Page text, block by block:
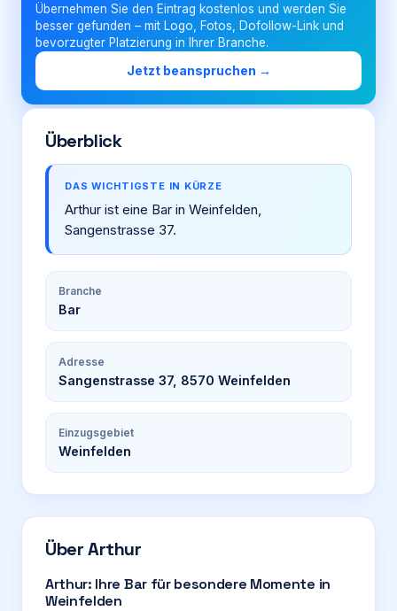
Firma eintragen
Übernehmen Sie den Eintrag kostenlos und werden Sie
besser gefunden – mit Logo, Fotos, Dofollow-Link und
bevorzugter Platzierung in Ihrer Branche.
Jetzt beanspruchen →
Überblick
DAS WICHTIGSTE IN KÜRZE
Arthur ist eine Bar in Weinfelden,
Sangenstrasse 37.
Branche
Bar
Adresse
Sangenstrasse 37, 8570 Weinfelden
Einzugsgebiet
Weinfelden
ÜberArthur
Arthur: Ihre Bar für besondere Momente in
Weinfelden